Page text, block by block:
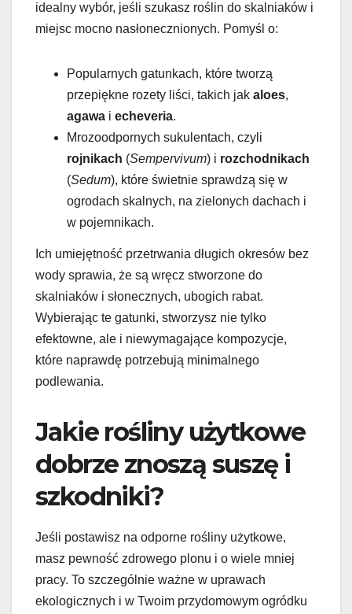
idealny wybór, jeśli szukasz roślin do skalniaków i
miejsc mocno nasłonecznionych. Pomyśl o:
Popularnych gatunkach, które tworzą
przepiękne rozety liści, takich jak aloes,
agawa i echeveria.
Mrozoodpornych sukulentach, czyli
rojnikach (Sempervivum) i rozchodnikach
(Sedum), które świetnie sprawdzą się w
ogrodach skalnych, na zielonych dachach i
w pojemnikach.
Ich umiejętność przetrwania długich okresów bez
wody sprawia, że są wręcz stworzone do
skalniaków i słonecznych, ubogich rabat.
Wybierając te gatunki, stworzysz nie tylko
efektowne, ale i niewymagające kompozycje,
które naprawdę potrzebują minimalnego
podlewania.
Jakie rośliny użytkowe
dobrze znoszą suszę i
szkodniki?
Jeśli postawisz na odporne rośliny użytkowe,
masz pewność zdrowego plonu i o wiele mniej
pracy. To szczególnie ważne w uprawach
ekologicznych i w Twoim przydomowym ogródku